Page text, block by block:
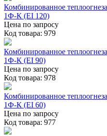
Комбинированное
1Ф-К (EI 120)
Цена по запросу
Код товара: 979
Комбинированное
1Ф-К (EI 90)
Цена по запросу
Код товара: 978
Комбинированное
1Ф-К (EI 60)
Цена по запросу
Код товара: 977